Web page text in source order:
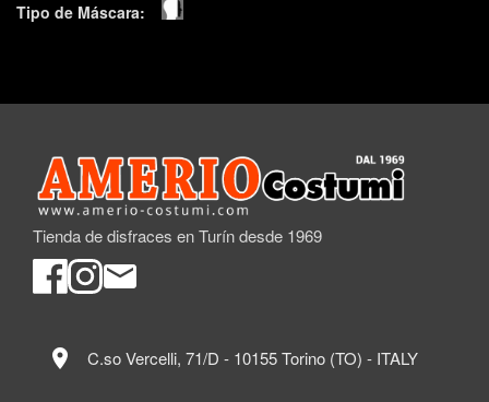
Tipo de Máscara:
Tienda de disfraces en Turín desde 1969
location_on C.so Vercelli, 71/D - 10155 Torino (TO) - ITALY